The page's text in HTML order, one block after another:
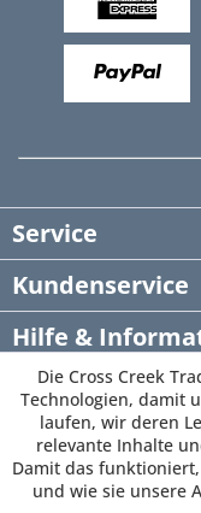
Service
Kundenservice
Hilfe &
Newsletter
Die Cross Creek
Technologien, damit
laufen, wir deren
relevante Inhalte
Damit das
und wie sie unsere